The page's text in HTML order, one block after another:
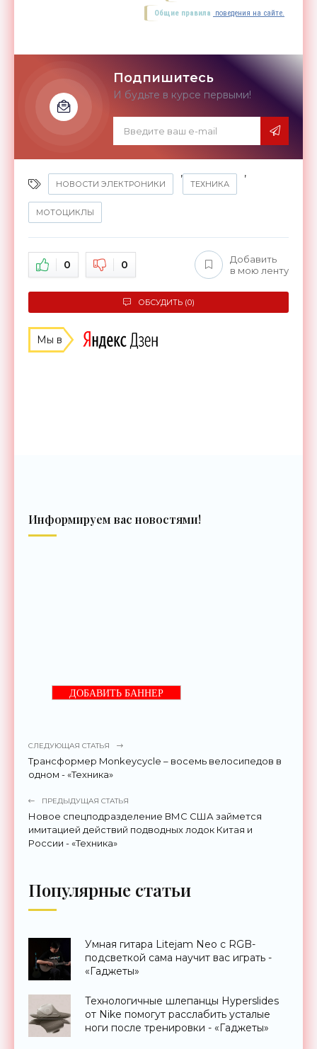
Общие правила поведения на сайте.
Подпишитесь
И будьте в курсе первыми!
НОВОСТИ ЭЛЕКТРОНИКИ
,
ТЕХНИКА
,
МОТОЦИКЛЫ
0 0
Добавить
в мою ленту
ОБСУДИТЬ (0)
Мы в
Информируем вас новостями!
ДОБАВИТЬ БАННЕР
СЛЕДУЮЩАЯ СТАТЬЯ
Трансформер Monkeycycle – восемь велосипедов в
одном - «Техника»
ПРЕДЫДУЩАЯ СТАТЬЯ
Новое спецподразделение ВМС США займется
имитацией действий подводных лодок Китая и
России - «Техника»
Популярные статьи
Умная гитара Litejam Neo с RGB-
подсветкой сама научит вас играть -
«Гаджеты»
Технологичные шлепанцы Hyperslides
от Nike помогут расслабить усталые
ноги после тренировки - «Гаджеты»